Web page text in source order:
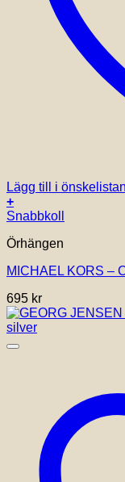
Lägg till i
+
Snabbkoll
Örhängen
MICHAEL KORS –
695 kr